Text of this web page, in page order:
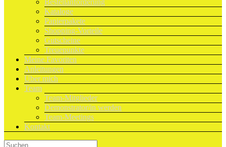
Bestellanforderung
Kataloge
Papierpakete
Shopping-Vorteile
Gutscheine
Treuepunkte
Meine Favoriten
Anleitungen
Über mich
Team
Team-Mitglieder
Demonstrator/in werden
Team-Meetings
Kontakt